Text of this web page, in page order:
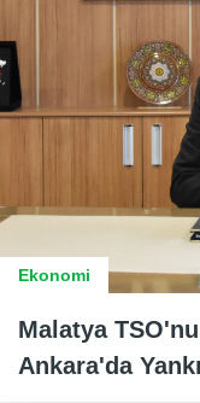
Ekonomi
Malatya
Ankara'da